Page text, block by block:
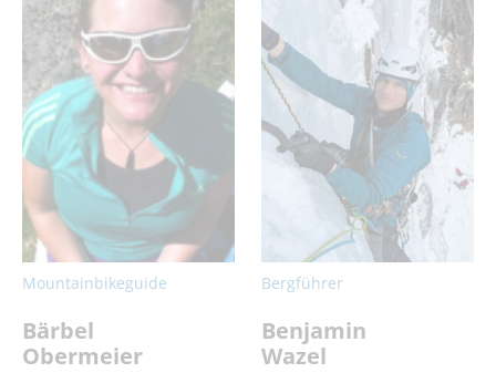
Mountainbikeguide
Bärbel
Obermeier
Bergführer
Benjamin
Wazel